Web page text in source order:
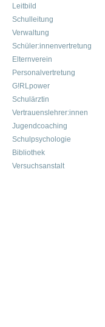
Leitbild
Schulleitung
Verwaltung
Schüler:innenvertretung
Elternverein
Personalvertretung
G!RLpower
Schulärztin
Vertrauenslehrer:innen
Jugendcoaching
Schulpsychologie
Bibliothek
Versuchsanstalt